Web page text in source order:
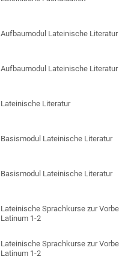
Aufbaumodul Lateinische Literatur
Aufbaumodul Lateinische
Lateinische Literatur
Basismodul Lateinische Literatur
Basismodul Lateinische Literatur
Lateinische Sprachkurse zur
Latinum 1-2
Lateinische Sprachkurse zur
Latinum 1-2